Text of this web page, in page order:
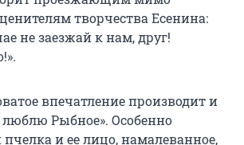
творчества Есенина:
не заезжай к нам, друг!
впечатление производит и
Рыбное». Особенно
и ее лицо, намалеванное,